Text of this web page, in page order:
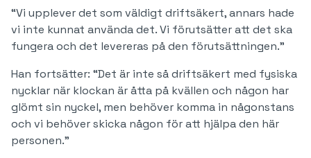
“Vi upplever det som väldigt driftsäkert, annars hade
vi inte kunnat använda det. Vi förutsätter att det ska
fungera och det levereras på den förutsättningen.”
Han fortsätter: “Det är inte så driftsäkert med fysiska
nycklar när klockan är åtta på kvällen och någon har
glömt sin nyckel, men behöver komma in någonstans
och vi behöver skicka någon för att hjälpa den här
personen.”